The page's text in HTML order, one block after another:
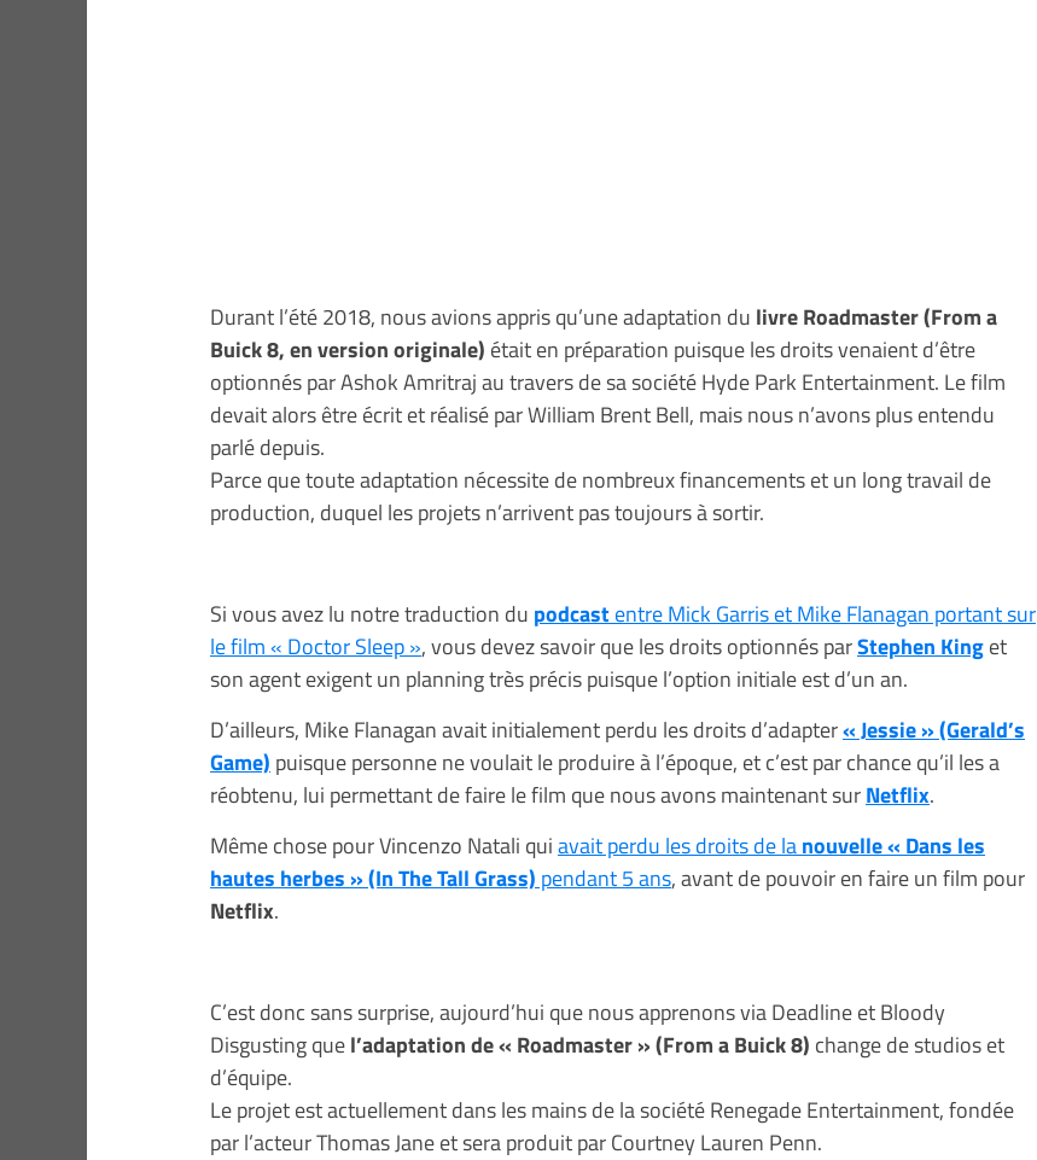
Durant l’été 2018, nous avions appris qu’une adaptation du livre Roadmaster (From a
Buick 8, en version originale) était en préparation puisque les droits venaient d’être
optionnés par Ashok Amritraj au travers de sa société Hyde Park Entertainment. Le film
devait alors être écrit et réalisé par William Brent Bell, mais nous n’avons plus entendu
parlé depuis.
Parce que toute adaptation nécessite de nombreux financements et un long travail de
production, duquel les projets n’arrivent pas toujours à sortir.
Si vous avez lu notre traduction du podcastentre Mick Garris et Mike Flanagan portant sur
le film « Doctor Sleep », vous devez savoir que les droits optionnés parStephen Kinget
son agent exigent un planning très précis puisque l’option initiale est d’un an.
D’ailleurs, Mike Flanagan avait initialement perdu les droits d’adapter« Jessie » (Gerald’s
Game) puisque personne ne voulait le produire à l’époque, et c’est par chance qu’il les a
réobtenu, lui permettant de faire le film que nous avons maintenant surNetflix.
Même chose pour Vincenzo Natali quiavait perdu les droits de lanouvelle « Dans les
hautes herbes » (In The Tall Grass) pendant 5 ans, avant de pouvoir en faire un film pour
Netflix.
C’est donc sans surprise, aujourd’hui que nous apprenons via Deadline et Bloody
Disgusting quel’adaptation de « Roadmaster » (From a Buick 8) change de studios et
d’équipe.
Le projet est actuellement dans les mains de la société Renegade Entertainment, fondée
par l’acteur Thomas Jane et sera produit par Courtney Lauren Penn.